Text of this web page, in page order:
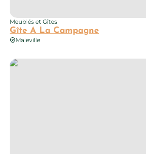
Meublés et Gîtes
Gîte A La Campagne
Maleville
La Fournial